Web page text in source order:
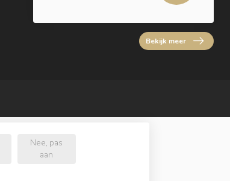
Bekijk meer
Nee, pas
aan